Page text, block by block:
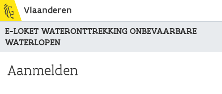
Vlaanderen
E-LOKET WATERONTTREKKING ONBEVAARBARE
WATERLOPEN
Aanmelden